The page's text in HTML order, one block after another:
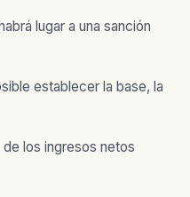
lugar a una sanción
establecer la base, la
los ingresos netos